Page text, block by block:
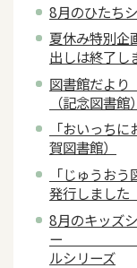
8月のひたち
夏休み特別企
出しは終了し
図書館だより
（記念図書館）
「おいっち
賀図書館）
「じゅうお
発行しました
8月のキッズ
ー 科
ルシリーズ